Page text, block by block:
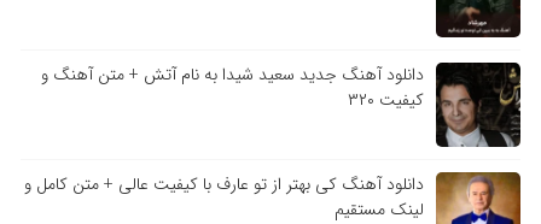
دانلود آهنگ جدید سعید شیدا به نام آتش + متن آهنگ و
کیفیت ۳۲۰
دانلود آهنگ کی بهتر از تو عارف با کیفیت عالی + متن کامل و
لینک مستقیم